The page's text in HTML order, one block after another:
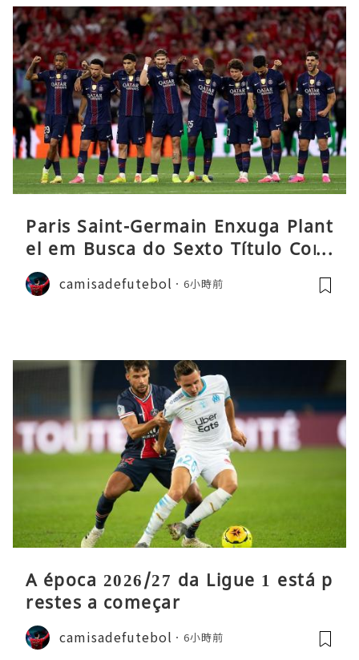
Paris Saint-Germain Enxuga Plant
el em Busca do Sexto Título Cons
ecutivo da Liga
camisadefutebol 6小時前
A época 2026/27 da Ligue 1 está p
restes a começar
camisadefutebol 6小時前